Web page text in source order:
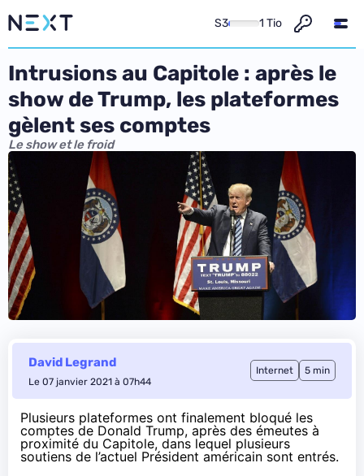
S3 1 Tio
Intrusions au Capitole : après le
show de Trump, les plateformes
gèlent ses comptes
Le show et le froid
David Legrand
Le 07 janvier 2021 à 07h44
Internet 5 min
Plusieurs plateformes ont finalement bloqué les
comptes de Donald Trump, après des émeutes à
proximité du Capitole, dans lequel plusieurs
soutiens de l’actuel Président américain sont entrés.